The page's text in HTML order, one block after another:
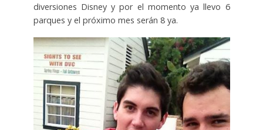
diversiones Disney y por el momento ya llevo 6
parques y el próximo mes serán 8 ya.